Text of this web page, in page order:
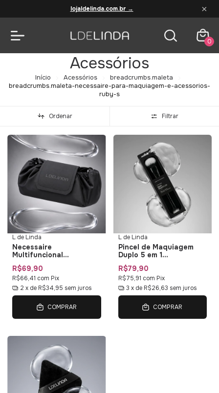
lojaldelinda.com.br → ×
0
Acessórios
Início Acessórios
breadcrumbs.maleta
breadcrumbs.maleta-necessaire-para-maquiagem-e-acessorios-
ruby-s
Ordenar Filtrar
L de Linda
Necessaire
Multifuncional
Impermeável L de Linda
— Bolsa de Maquiagem
com Organizadores
R$69,90
R$66,41 com Pix
2 x de R$34,95 sem juros
COMPRAR
L de Linda
Pincel de Maquiagem
Duplo 5 em 1
Multifuncional Duo Multi
01 L de Linda
R$79,90
R$75,91 com Pix
3 x de R$26,63 sem juros
COMPRAR